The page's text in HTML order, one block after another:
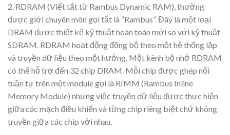
2. RDRAM (Viết tắt từ Rambus Dynamic RAM), thường
được giới chuyên môn gọi tắt là “Rambus”. Đây là một loại
DRAM được thiết kế kỹ thuật hoàn toàn mới so với kỹ thuật
SDRAM. RDRAM hoạt động đồng bộ theo một hệ thống lặp
và truyền dữ liệu theo một hướng. Một kênh bộ nhớ RDRAM
có thể hỗ trợ đến 32 chip DRAM. Mỗi chip được ghép nối
tuần tự trên một module gọi là RIMM (Rambus Inline
Memory Module) nhưng việc truyền dữ liệu được thực hiện
giữa các mạch điều khiển và từng chip riêng biệt chứ không
truyền giữa các chip với nhau.